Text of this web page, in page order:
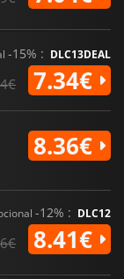
-15% : DLC13DEAL
7.34€
8.36€
-12% : DLC12
8.41€